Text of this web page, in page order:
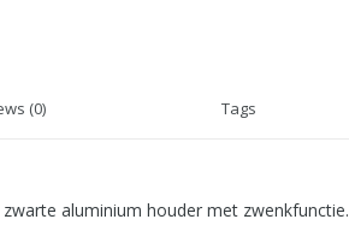
(0) Tags
aluminium houder met zwenkfunctie.